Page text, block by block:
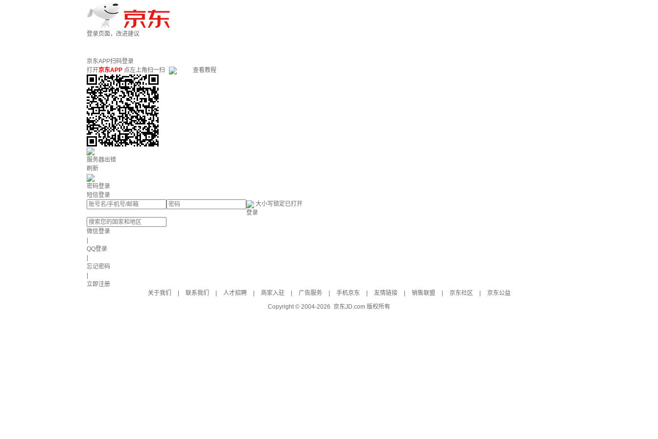
登录页面，改进建议
京东APP扫码登录
打开京东APP 点左上角扫一扫 查看教程
服务器出错
刷新
密码登录
短信登录
大小写锁定已打开
登录
微信登录
QQ登录
忘记密码
立即注册
关于我们
联系我们 人才招聘 商家入驻 广告服务 手机京东 友情链接 销售联盟 京东社区
京东公益
Copyright © 2004-2026 京东JD.com 版权所有